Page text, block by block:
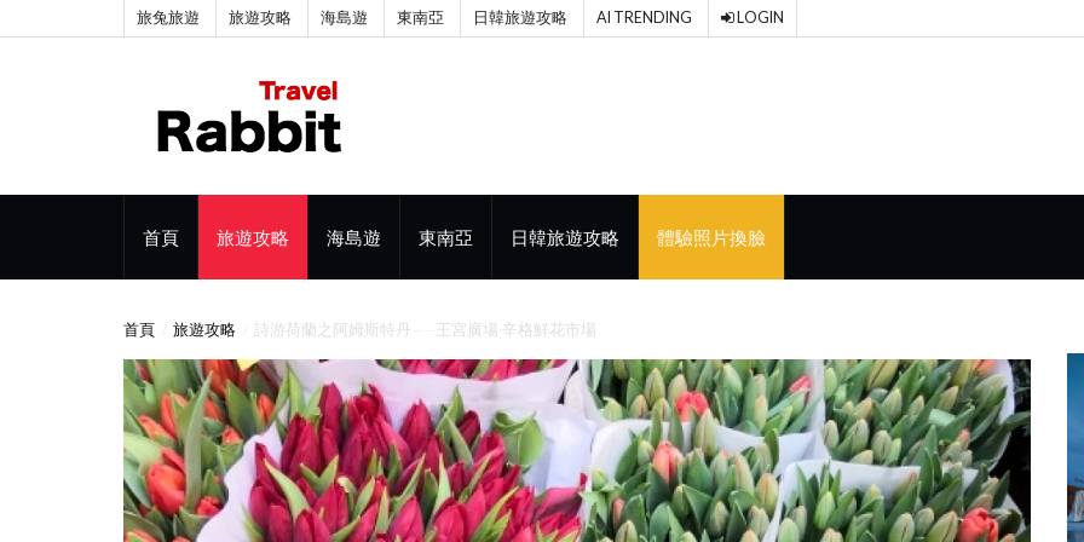
旅兔旅遊 旅遊攻略 海島遊 東南亞 日韓旅遊攻略 AI TRENDING LOGIN
首頁 旅遊攻略 海島遊 東南亞 日韓旅遊攻略 體驗照片換臉
首頁 旅遊攻略 詩游荷蘭之阿姆斯特丹——王宮廣場·辛格鮮花市場